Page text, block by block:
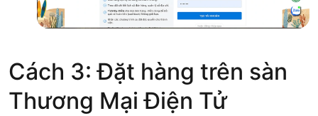
Cách 3: Đặt hàng trên sàn
Thương Mại Điện Tử